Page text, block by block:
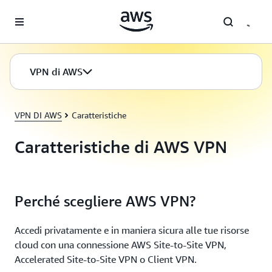
VPN di AWS
VPN DI AWS Caratteristiche
Caratteristiche di AWS VPN
Perché scegliere AWS VPN?
Accedi privatamente e in maniera sicura alle tue risorse
cloud con una connessione AWS Site-to-Site VPN,
Accelerated Site-to-Site VPN o Client VPN.